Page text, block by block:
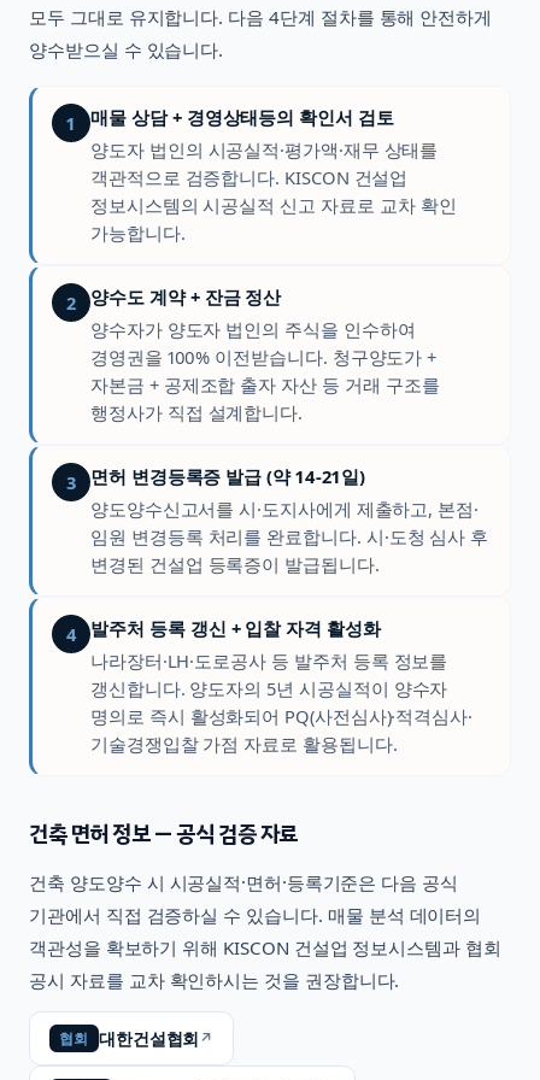
모두 그대로 유지합니다. 다음 4단계 절차를 통해 안전하게
양수받으실 수 있습니다.
1
매물 상담 + 경영상태등의 확인서 검토
양도자 법인의 시공실적·평가액·재무 상태를
객관적으로 검증합니다. KISCON 건설업
정보시스템의 시공실적 신고 자료로 교차 확인
가능합니다.
2
양수도 계약 + 잔금 정산
양수자가 양도자 법인의 주식을 인수하여
경영권을 100% 이전받습니다. 청구양도가 +
자본금 + 공제조합 출자 자산 등 거래 구조를
행정사가 직접 설계합니다.
3
면허 변경등록증 발급 (약 14-21일)
양도양수신고서를 시·도지사에게 제출하고, 본점·
임원 변경등록 처리를 완료합니다. 시·도청 심사 후
변경된 건설업 등록증이 발급됩니다.
4
발주처 등록 갱신 + 입찰 자격 활성화
나라장터·LH·도로공사 등 발주처 등록 정보를
갱신합니다. 양도자의 5년 시공실적이 양수자
명의로 즉시 활성화되어 PQ(사전심사)·적격심사·
기술경쟁입찰 가점 자료로 활용됩니다.
건축면허 정보 — 공식 검증 자료
건축 양도양수 시 시공실적·면허·등록기준은 다음 공식
기관에서 직접 검증하실 수 있습니다. 매물 분석 데이터의
객관성을 확보하기 위해 KISCON 건설업 정보시스템과 협회
공시 자료를 교차 확인하시는 것을 권장합니다.
협회 대한건설협회↗